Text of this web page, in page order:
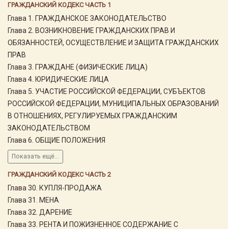
ГРАЖДАНСКИЙ КОДЕКС ЧАСТЬ 1
Глава 1. ГРАЖДАНСКОЕ ЗАКОНОДАТЕЛЬСТВО
Глава 2. ВОЗНИКНОВЕНИЕ ГРАЖДАНСКИХ ПРАВ И
ОБЯЗАННОСТЕЙ, ОСУЩЕСТВЛЕНИЕ И ЗАЩИТА ГРАЖДАНСКИХ
ПРАВ
Глава 3. ГРАЖДАНЕ (ФИЗИЧЕСКИЕ ЛИЦА)
Глава 4. ЮРИДИЧЕСКИЕ ЛИЦА
Глава 5. УЧАСТИЕ РОССИЙСКОЙ ФЕДЕРАЦИИ, СУБЪЕКТОВ
РОССИЙСКОЙ ФЕДЕРАЦИИ, МУНИЦИПАЛЬНЫХ ОБРАЗОВАНИЙ
В ОТНОШЕНИЯХ, РЕГУЛИРУЕМЫХ ГРАЖДАНСКИМ
ЗАКОНОДАТЕЛЬСТВОМ
Глава 6. ОБЩИЕ ПОЛОЖЕНИЯ
Показать ещё...
ГРАЖДАНСКИЙ КОДЕКС ЧАСТЬ 2
Глава 30. КУПЛЯ-ПРОДАЖА
Глава 31. МЕНА
Глава 32. ДАРЕНИЕ
Глава 33. РЕНТА И ПОЖИЗНЕННОЕ СОДЕРЖАНИЕ С